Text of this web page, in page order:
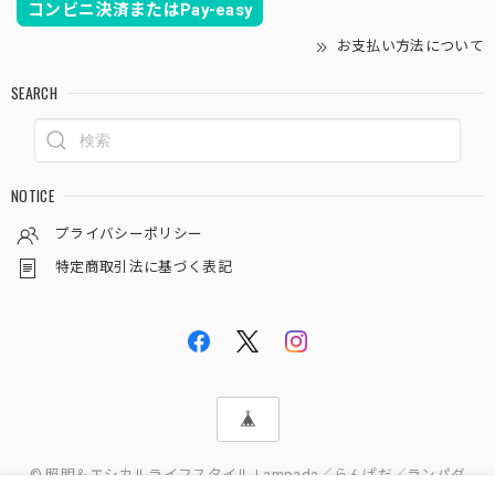
コンビニ決済またはPay-easy
お支払い方法について
SEARCH
NOTICE
プライバシーポリシー
特定商取引法に基づく表記
© 照明＆エシカルライフスタイル Lampada／らんぱだ／ランパダ